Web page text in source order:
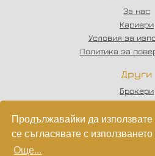
Продължавайки да използвате
се съгласявате с използването
Още...
За нас
Кариери
Условия за
Политика за
Други
Брокери
Отзиви
Статии